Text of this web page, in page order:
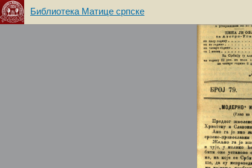
Библиотека Матице српске